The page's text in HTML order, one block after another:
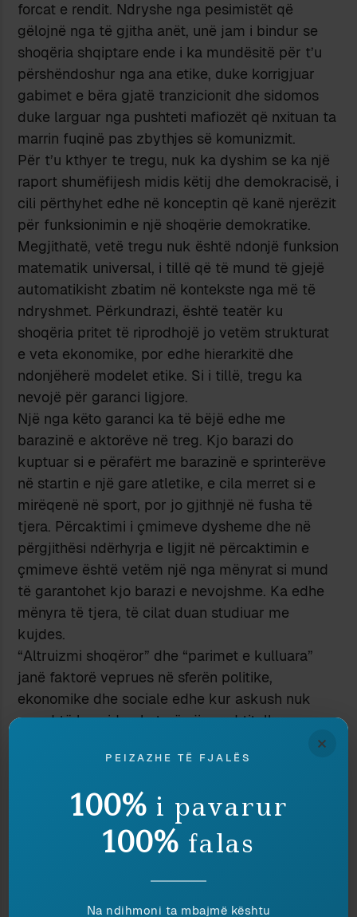
forcat e rendit. Ndryshe nga pesimistët që
gëlojnë nga të gjitha anët, unë jam i bindur se
shoqëria shqiptare ende i ka mundësitë për t’u
përshëndoshur nga ana etike, duke korrigjuar
gabimet e bëra gjatë tranzicionit dhe sidomos
duke larguar nga pushteti mafiozët që nxituan ta
marrin fuqinë pas zbythjes së komunizmit.
Për t’u kthyer te tregu, nuk ka dyshim se ka një
raport shumëfijesh midis këtij dhe demokracisë, i
cili përthyhet edhe në konceptin që kanë njerëzit
për funksionimin e një shoqërie demokratike.
Megjithatë, vetë tregu nuk është ndonjë funksion
matematik universal, i tillë që të mund të gjejë
automatikisht zbatim në kontekste nga më të
ndryshmet. Përkundrazi, është teatër ku
shoqëria pritet të riprodhojë jo vetëm strukturat
e veta ekonomike, por edhe hierarkitë dhe
ndonjëherë modelet etike. Si i tillë, tregu ka
nevojë për garanci ligjore.
Një nga këto garanci ka të bëjë edhe me
barazinë e aktorëve në treg. Kjo barazi do
kuptuar si e përafërt me barazinë e sprinterëve
në startin e një gare atletike, e cila merret si e
mirëqenë në sport, por jo gjithnjë në fusha të
tjera. Përcaktimi i çmimeve dysheme dhe në
përgjithësi ndërhyrja e ligjit në përcaktimin e
çmimeve është vetëm një nga mënyrat si mund
të garantohet kjo barazi e nevojshme. Ka edhe
mënyra të tjera, të cilat duan studiuar me
kujdes.
“Altruizmi shoqëror” dhe “parimet e kulluara”
janë faktorë veprues në sferën politike,
ekonomike dhe sociale edhe kur askush nuk
mund të konsiderohet përnjimend titullar ose
depozitar i tyre. Parimet etike gjithnjë veprojnë
si atraktorë, të arritshëm ose të paarritshëm; dhe
me vetëdije.
×
PEIZAZHE TË FJALËS
100% i pavarur
100% falas
Na ndihmoni ta mbajmë kështu